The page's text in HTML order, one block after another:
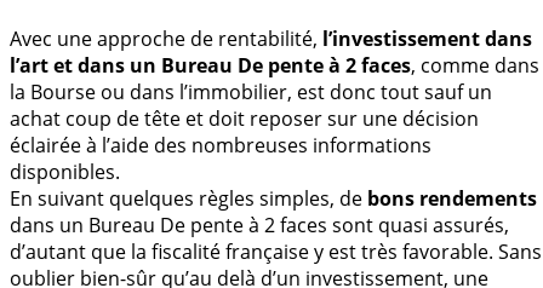
Avec une approche de rentabilité, l’investissement dans
l’art et dans un Bureau De pente à 2 faces, comme dans
la Bourse ou dans l’immobilier, est donc tout sauf un
achat coup de tête et doit reposer sur une décision
éclairée à l’aide des nombreuses informations
disponibles.
En suivant quelques règles simples, de bons rendements
dans un Bureau De pente à 2 faces sont quasi assurés,
d’autant que la fiscalité française y est très favorable. Sans
oublier bien-sûr qu’au delà d’un investissement, une